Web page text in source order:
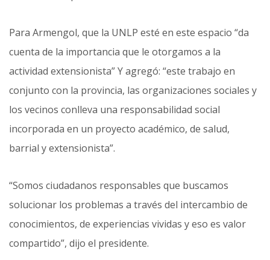
Para Armengol, que la UNLP esté en este espacio “da
cuenta de la importancia que le otorgamos a la
actividad extensionista” Y agregó: “este trabajo en
conjunto con la provincia, las organizaciones sociales y
los vecinos conlleva una responsabilidad social
incorporada en un proyecto académico, de salud,
barrial y extensionista”.
“Somos ciudadanos responsables que buscamos
solucionar los problemas a través del intercambio de
conocimientos, de experiencias vividas y eso es valor
compartido”, dijo el presidente.